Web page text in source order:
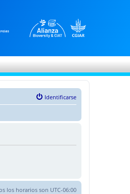
Identificarse
los horarios son UTC-06:00